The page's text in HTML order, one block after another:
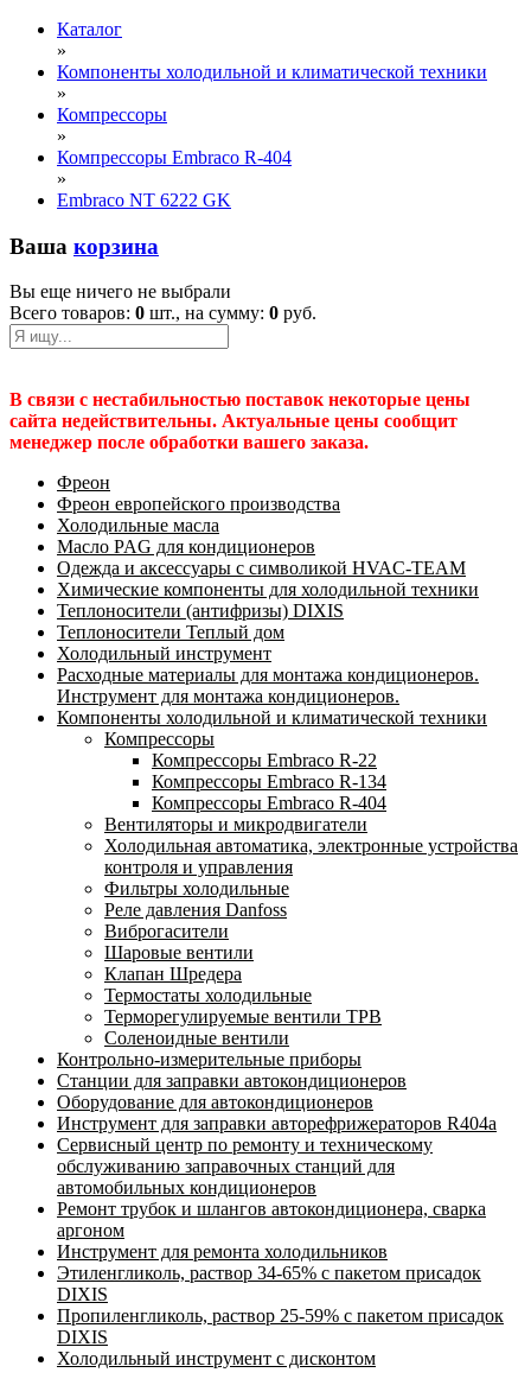
Каталог
»
Компоненты холодильной и климатической техники
»
Компрессоры
»
Компрессоры Embraco R-404
»
Embraco NT 6222 GK
Ваша корзина
Вы еще ничего не выбрали
Всего товаров: 0 шт., на сумму: 0 руб.
В связи с нестабильностью поставок некоторые цены
сайта недействительны. Актуальные цены сообщит
менеджер после обработки вашего заказа.
Фреон
Фреон европейского производства
Холодильные масла
Масло PAG для кондиционеров
Одежда и аксессуары с символикой HVAC-TEAM
Химические компоненты для холодильной техники
Теплоносители (антифризы) DIXIS
Теплоносители Теплый дом
Холодильный инструмент
Расходные материалы для монтажа кондиционеров.
Инструмент для монтажа кондиционеров.
Компоненты холодильной и климатической техники
Компрессоры
Компрессоры Embraco R-22
Компрессоры Embraco R-134
Компрессоры Embraco R-404
Вентиляторы и микродвигатели
Холодильная автоматика, электронные устройства
контроля и управления
Фильтры холодильные
Реле давления Danfoss
Виброгасители
Шаровые вентили
Клапан Шредера
Термостаты холодильные
Терморегулируемые вентили ТРВ
Соленоидные вентили
Контрольно-измерительные приборы
Станции для заправки автокондиционеров
Оборудование для автокондиционеров
Инструмент для заправки авторефрижераторов R404a
Сервисный центр по ремонту и техническому
обслуживанию заправочных станций для
автомобильных кондиционеров
Ремонт трубок и шлангов автокондиционера, сварка
аргоном
Инструмент для ремонта холодильников
Этиленгликоль, раствор 34-65% с пакетом присадок
DIXIS
Пропиленгликоль, раствор 25-59% с пакетом присадок
DIXIS
Холодильный инструмент с дисконтом